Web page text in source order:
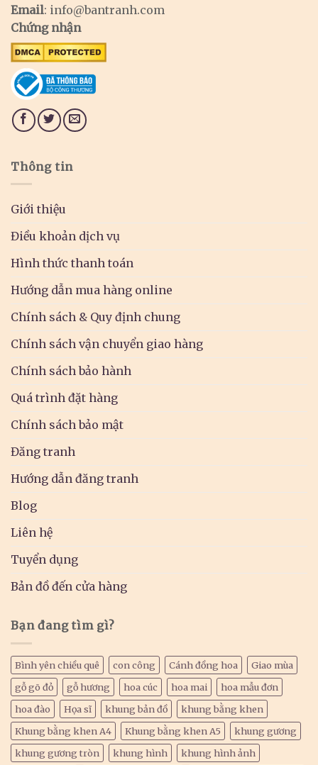
Email: info@bantranh.com
Chứng nhận
Thông tin
Giới thiệu
Điều khoản dịch vụ
Hình thức thanh toán
Hướng dẫn mua hàng online
Chính sách & Quy định chung
Chính sách vận chuyển giao hàng
Chính sách bảo hành
Quá trình đặt hàng
Chính sách bảo mật
Đăng tranh
Hướng dẫn đăng tranh
Blog
Liên hệ
Tuyển dụng
Bản đồ đến cửa hàng
Bạn đang tìm gì?
Bình yên chiều quê con công Cánh đồng hoa
Giao mùa
gỗ gõ đỏ
gỗ hương hoa cúc hoa mai
hoa mẫu đơn
hoa đào
Họa sĩ khung bản đồ
khung bằng khen
Khung bằng khen A4
Khung bằng khen A5
khung gương
khung gương tròn
khung hình
khung hình ảnh